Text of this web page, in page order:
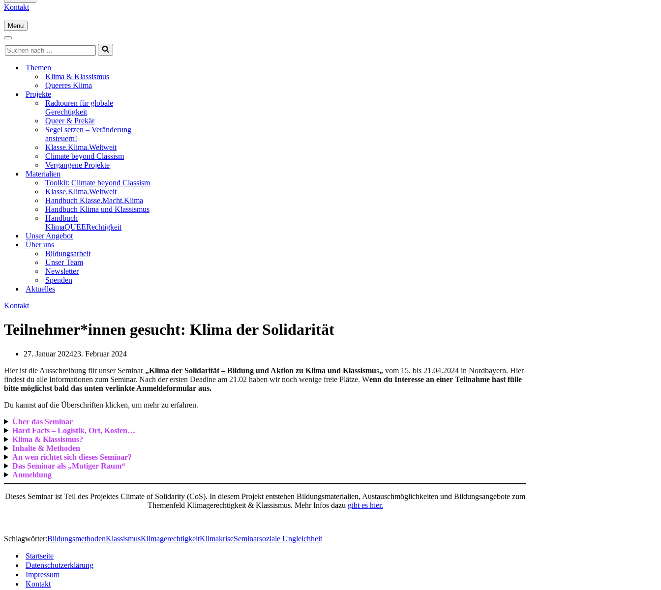
Kontakt
Menu
Navigationsmenü
Navigationsmenü
Suchen
nach …
Themen
Klima & Klassismus
Queeres Klima
Projekte
Radtouren für globale
Gerechtigkeit
Queer & Prekär
Segel setzen – Veränderung
ansteuern!
Klasse.Klima.Weltweit
Climate beyond Classism
Vergangene Projekte
Materialien
Toolkit: Climate beyond Classism
Klasse.Klima.Weltweit
Handbuch Klasse.Macht.Klima
Handbuch Klima und Klassismus
Handbuch
KlimaQUEERechtigkeit
Unser Angebot
Über uns
Bildungsarbeit
Unser Team
Newsletter
Spenden
Aktuelles
Kontakt
Teilnehmer*innen gesucht: Klima der Solidarität
27. Januar 202423. Februar 2024
Hier ist die Ausschreibung für unser Seminar„Klima der Solidarität – Bildung und Aktion zu Klima und Klassismus„ vom 15. bis 21.04.2024 in Nordbayern. Hier
findest du alle Informationen zum Seminar. Nach der ersten Deadine am 21.02 haben wir noch wenige freie Plätze. Wenn du Interesse an einer Teilnahme hast fülle
bitte möglichst bald das unten verlinkte Anmeldeformular aus.
Du kannst auf die Überschriften klicken, um mehr zu erfahren.
Über das Seminar
Hard Facts – Logistik, Ort, Kosten…
Klima & Klassismus?
Inhalte & Methoden
An wen richtet sich dieses Seminar?
Das Seminar als „Mutiger Raum“
Anmeldung
Dieses Seminar ist Teil des Projektes Climate of Solidarity (CoS). In diesem Projekt entstehen Bildungsmaterialien, Austauschmöglichkeiten und Bildungsangebote zum
Themenfeld Klimagerechtigkeit & Klassismus. Mehr Infos dazu gibt es hier.
Schlagwörter:BildungsmethodenKlassismusKlimagerechtigkeitKlimakriseSeminarsoziale Ungleichheit
Startseite
Datenschutzerklärung
Impressum
Kontakt